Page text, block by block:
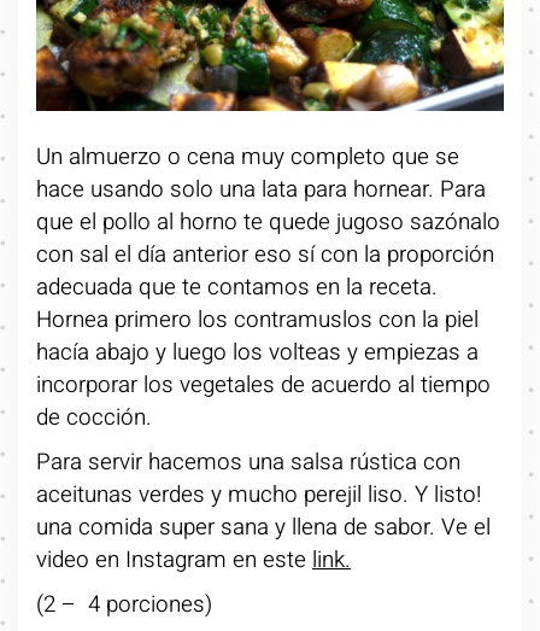
Un almuerzo o cena muy completo que se
hace usando solo una lata para hornear. Para
que el pollo al horno te quede jugoso sazónalo
con sal el día anterior eso sí con la proporción
adecuada que te contamos en la receta.
Hornea primero los contramuslos con la piel
hacía abajo y luego los volteas y empiezas a
incorporar los vegetales de acuerdo al tiempo
de cocción.
Para servir hacemos una salsa rústica con
aceitunas verdes y mucho perejil liso. Y listo!
una comida super sana y llena de sabor. Ve el
video en Instagram en este link.
(2 – 4 porciones)